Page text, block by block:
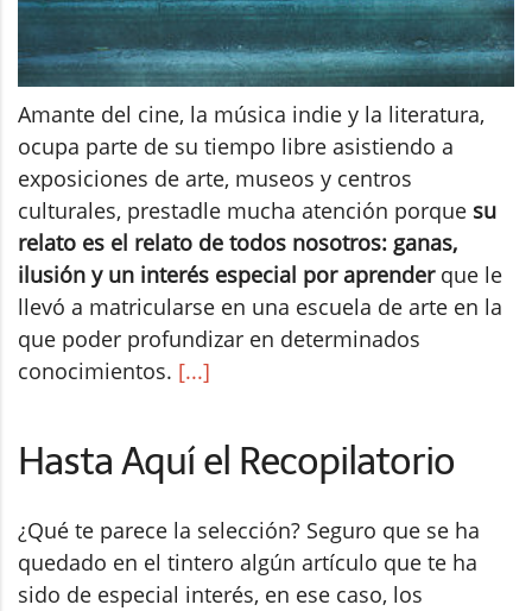
Amante del cine, la música indie y la literatura,
ocupa parte de su tiempo libre asistiendo a
exposiciones de arte, museos y centros
culturales, prestadle mucha atención porque su
relato es el relato de todos nosotros: ganas,
ilusión y un interés especial por aprenderque le
llevó a matricularse en una escuela de arte en la
que poder profundizar en determinados
conocimientos. [...]
Hasta Aquí el Recopilatorio
¿Qué te parece la selección? Seguro que se ha
quedado en el tintero algún artículo que te ha
sido de especial interés, en ese caso, los